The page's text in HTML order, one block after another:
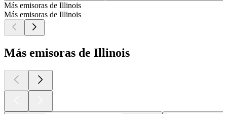
Más emisoras de Illinois
Más emisoras de Illinois
Más emisoras de Illinois